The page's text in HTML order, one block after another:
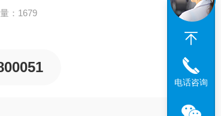
：1679
电话咨询